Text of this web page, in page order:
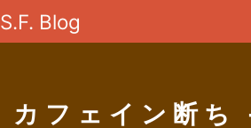
S.F. Blog
カフェイン断